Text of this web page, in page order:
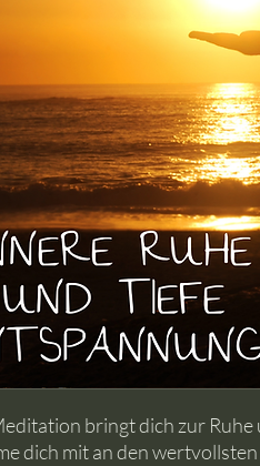
bringt dich zur
dich mit an den